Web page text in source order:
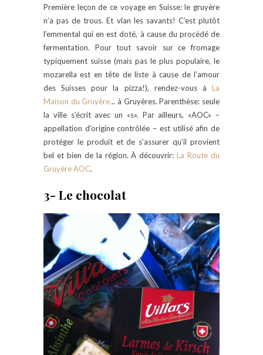
Première leçon de ce voyage en Suisse: le gruyère
n’a pas de trous. Et vlan les savants! C’est plutôt
l’emmental qui en est doté, à cause du procédé de
fermentation. Pour tout savoir sur ce fromage
typiquement suisse (mais pas le plus populaire, le
mozarella est en tête de liste à cause de l’amour
des Suisses pour la pizza!), rendez-vous à La
Maison du Gruyère... à Gruyères. Parenthèse: seule
la ville s’écrit avec un «s». Par ailleurs, «AOC» –
appellation d’origine contrôlée – est utilisé afin de
protéger le produit et de s’assurer qu’il provient
bel et bien de la région. À découvrir:La Route du
Gruyère AOC.
3- Le chocolat